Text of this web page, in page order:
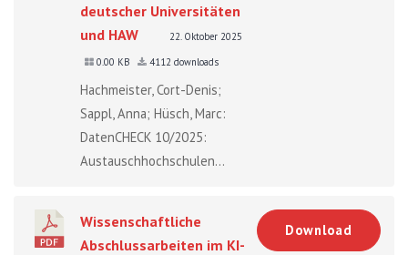
deutscher Universitäten
und HAW
22. Oktober 2025
0.00 KB
4112 downloads
Hachmeister, Cort-Denis;
Sappl, Anna; Hüsch, Marc:
DatenCHECK 10/2025:
Austauschhochschulen...
Wissenschaftliche
Abschlussarbeiten im KI-
Download